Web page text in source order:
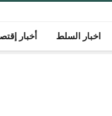
اخبار السلط أخبار